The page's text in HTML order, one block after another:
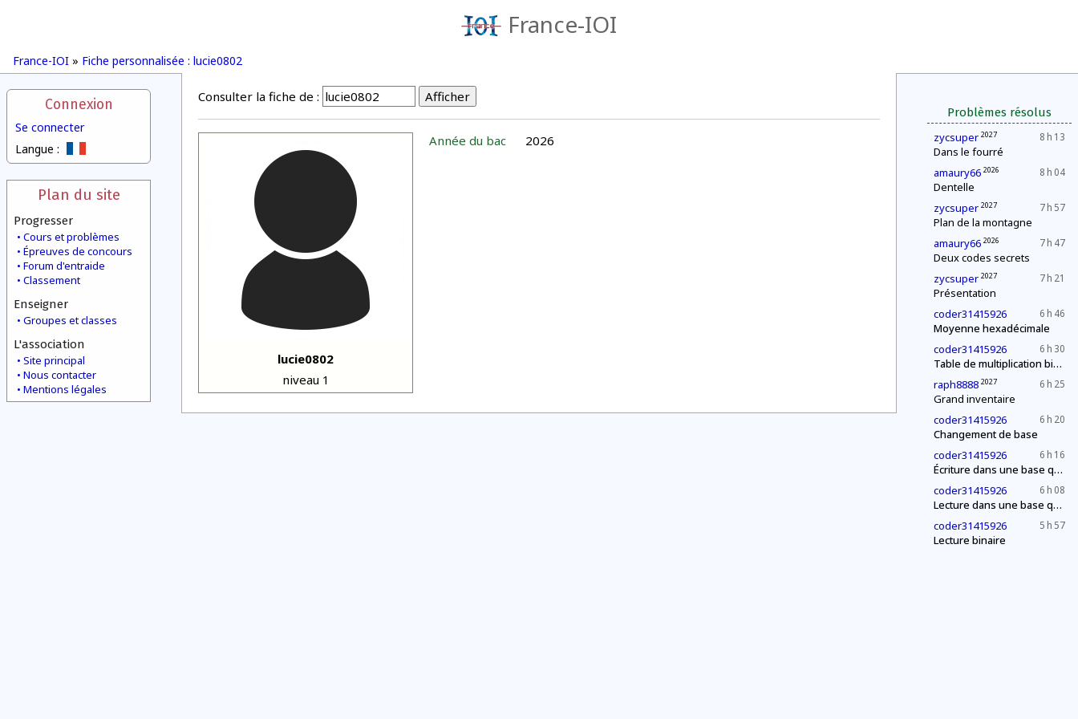
France-IOI
France-IOI » Fiche personnalisée : lucie0802
Connexion
Se connecter
Langue :
Plan du site
Progresser
Cours et problèmes
Épreuves de concours
Forum d'entraide
Classement
Enseigner
Groupes et classes
L'association
Site principal
Nous contacter
Mentions légales
Problèmes résolus
8 h 13
zycsuper 2027
Dans le fourré
8 h 04
amaury66 2026
Dentelle
7 h 57
zycsuper 2027
Plan de la montagne
7 h 47
amaury66 2026
Deux codes secrets
7 h 21
zycsuper 2027
Présentation
6 h 46
coder31415926
Moyenne hexadécimale
6 h 30
coder31415926
Table de multiplication binaire
6 h 25
raph8888 2027
Grand inventaire
6 h 20
coder31415926
Changement de base
6 h 16
coder31415926
Écriture dans une base quelconque
6 h 08
coder31415926
Lecture dans une base quelconque
5 h 57
coder31415926
Lecture binaire
Consulter la fiche de :
lucie0802
niveau 1
Année du bac 2026